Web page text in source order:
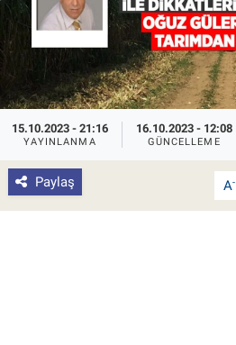
15.10.2023 - 21:16
YAYINLANMA
16.10.2023 - 12:08
GÜNCELLEME
Paylaş A-
Pankobirlik
Et fiyatları
Tarım Bilgisi
Yetiştirici Soruyor
Dünyada Tarım